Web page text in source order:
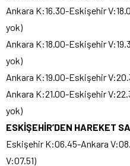
Ankara K:16.30-Eskişehir
yok)
Ankara K:18.00-Eskişehir
yok)
Ankara K:19.00-Eskişehir
Ankara K:21.00-Eskişehir
yok)
ESKİŞEHİR’DEN HAREKET
Eskişehir K:06.45-Ankara
V:07.51)